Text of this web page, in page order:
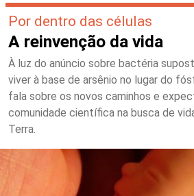
Por dentro das células
A reinvenção da vida
À luz do anúncio sobre bactéria
viver à base de arsênio no lugar do
fala sobre os novos caminhos e
comunidade científica na busca de
Terra.